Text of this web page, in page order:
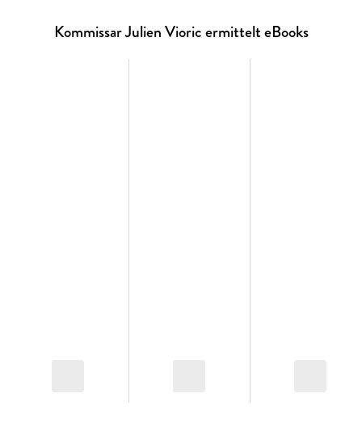
Kommissar Julien Vioric ermittelt eBooks